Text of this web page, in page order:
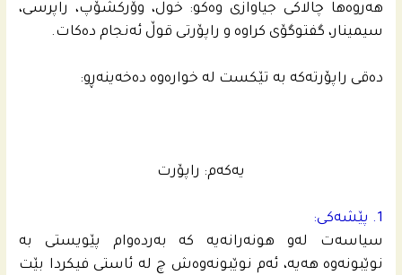
ھەروەھا چالاکی جیاوازی وەکو: خول، وۆرکشۆپ، راپرسی،
سیمینار، گفتوگۆی کراوە و راپۆرتی قوڵ ئه‌نجام دەکات.
ده‌قی راپۆرته‌كه‌ به‌ تێكست له‌ خواره‌وه‌ ده‌خه‌ینه‌ڕو:
یه‌كه‌م: راپۆرت
1. پێشه‌كی:
سیاسه‌ت له‌و هونه‌رانه‌یه‌ كه‌ به‌رده‌وام پێویستی به‌
نوێبونه‌وه‌ هه‌یه‌، ئه‌م نوێبونه‌وه‌ش چ له‌ ئاستى فیكردا بێت